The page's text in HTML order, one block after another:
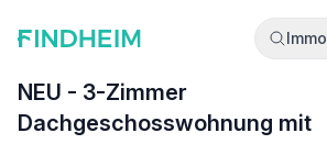
NEU - 3-Zimmer
Dachgeschosswohnung mit